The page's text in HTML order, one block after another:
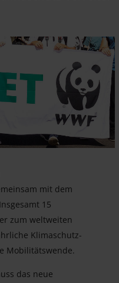
mit dem
15
zum weltweiten
Klimaschutz-
Mobilitätswende.
das neue